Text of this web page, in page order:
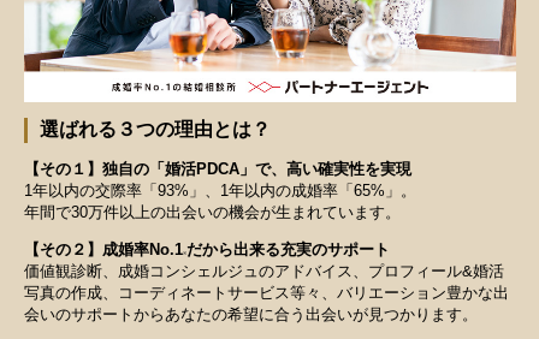
選ばれる３つの理由とは？
【その１】独自の「婚活PDCA」で、高い確実性を実現
1年以内の交際率「93%」、1年以内の成婚率「65%」。
年間で30万件以上の出会いの機会が生まれています。
【その２】成婚率No.1※だから出来る充実のサポート
価値観診断、成婚コンシェルジュのアドバイス、プロフィール&婚活
写真の作成、コーディネートサービス等々、バリエーション豊かな出
会いのサポートからあなたの希望に合う出会いが見つかります。